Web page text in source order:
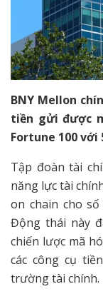
BNY Mellon
tiền gửi được
Fortune 100 với
Tập đoàn tài
năng lực tài
on chain cho
Động thái này
chiến lược mã
các công cụ
trường tài chính.